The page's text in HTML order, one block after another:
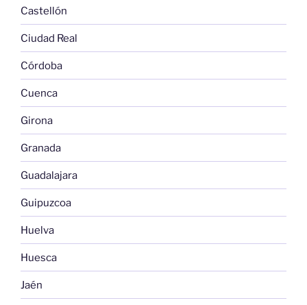
Castellón
Ciudad Real
Córdoba
Cuenca
Girona
Granada
Guadalajara
Guipuzcoa
Huelva
Huesca
Jaén